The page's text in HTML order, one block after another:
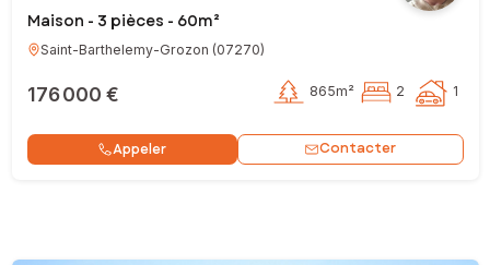
Maison - 3 pièces - 60m²
Saint-Barthelemy-Grozon (07270)
176 000 € 865m² 2 1
Appeler Contacter